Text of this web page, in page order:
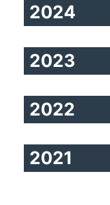
2024
2023
2022
2021